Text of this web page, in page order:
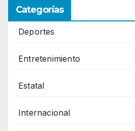
Categorías
Deportes
Entretenimiento
Estatal
Internacional